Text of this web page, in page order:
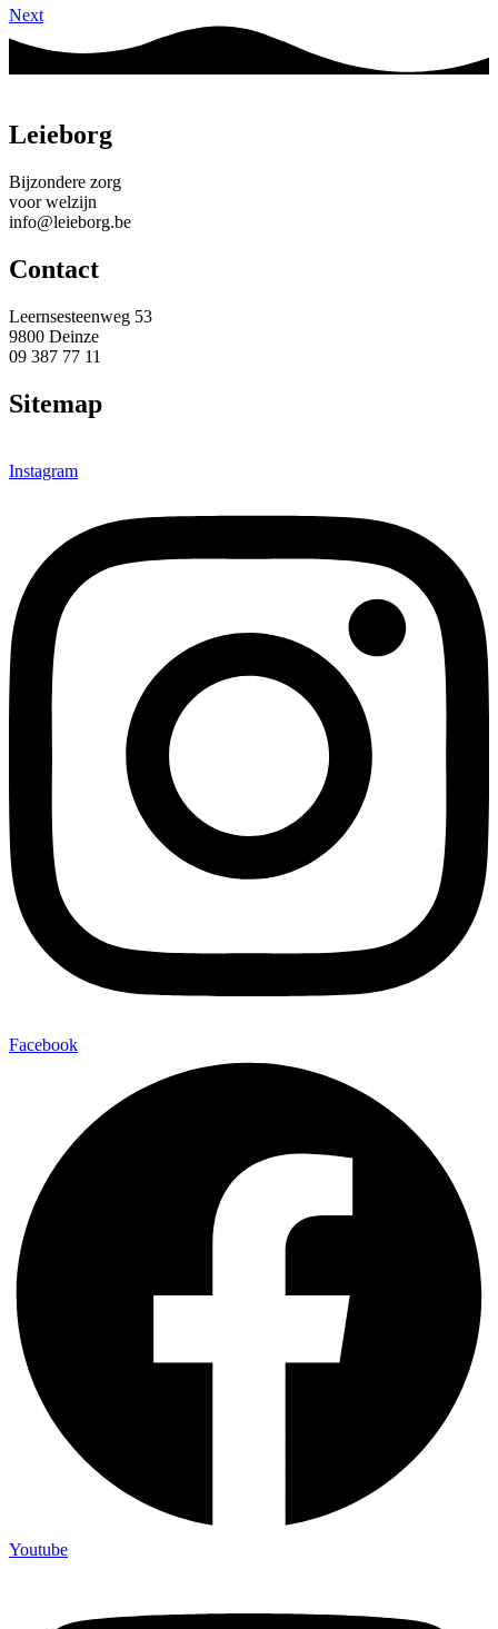
Next
Leieborg
Bijzondere zorg
voor welzijn
info@leieborg.be
Contact
Leernsesteenweg 53
9800 Deinze
09 387 77 11
Sitemap
Instagram
Facebook
Youtube